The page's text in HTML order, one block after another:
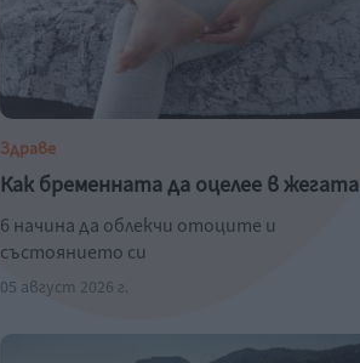
Здраве
Как бременната да оцелее в жегата
6 начина да облекчи отоците и
състоянието си
05 август 2026 г.